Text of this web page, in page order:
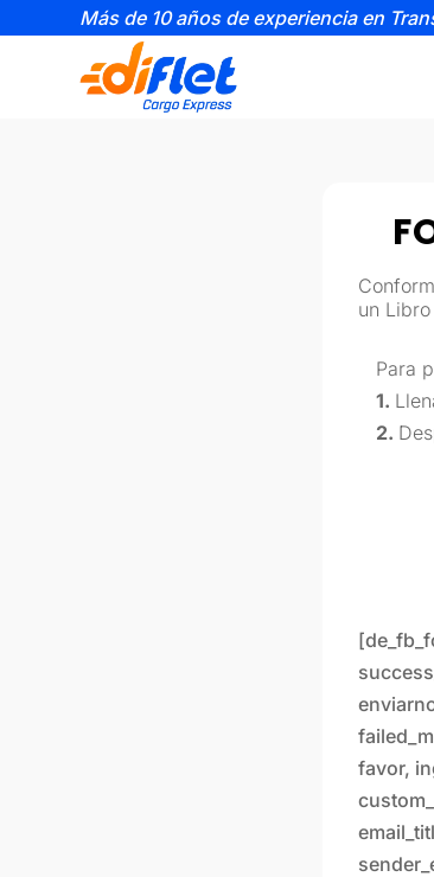
Más de 10 años de experiencia en
un
Para
1.
2.
favor,